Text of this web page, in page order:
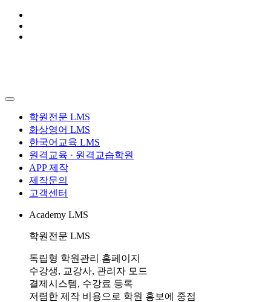
학원전문 LMS
화상영어 LMS
한국어교육 LMS
원격교육 · 원격교습학원
APP 제작
제작문의
고객센터
Academy LMS
학원전문 LMS
독립형 학원관리 홈페이지
수강생, 교강사, 관리자 모드
결제시스템, 수강료 등록
저렴한 제작 비용으로 학원 홍보에 중점